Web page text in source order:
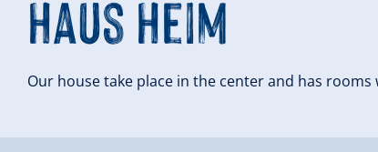
Haus Heim
Our house take place in the center and has